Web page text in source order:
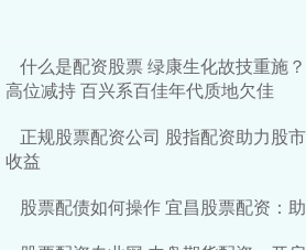
什么是配资股票 绿康生化故技重施
高位减持 百兴系百佳年代质地欠佳
正规股票配资公司 股指配资助力股
收益
股票配债如何操作 宜昌股票配资：